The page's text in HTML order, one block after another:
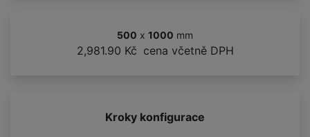
500 x 1000 mm
2,981.90 Kč cena včetně DPH
Kroky konfigurace